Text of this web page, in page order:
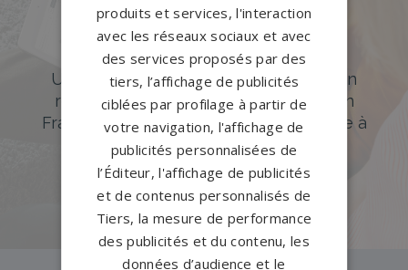
DÉCOUVREZ NOTRE CATALOGUE
Accompagnement sur-mesure
Un accompagnement sur mesure et un
réseau de 1200 partenaires partout en
France. Personnalisation avancée grâce à
notre configurateur 3D en ligne.
PERSONNALISEZ VOTRE MONUMENT
produits et services, l'interaction
avec les réseaux sociaux et avec
des services proposés par des
tiers, l’affichage de publicités
ciblées par profilage à partir de
votre navigation, l'affichage de
publicités personnalisées de
l’Éditeur, l'affichage de publicités
et de contenus personnalisés de
Tiers, la mesure de performance
des publicités et du contenu, les
données d’audience et le